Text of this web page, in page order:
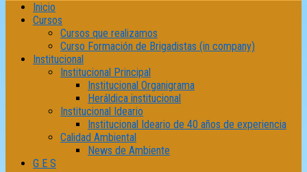
Inicio
Cursos
Cursos que realizamos
Curso Formación de Brigadistas (in company)
Institucional
Institucional Principal
Institucional Organigrama
Heráldica institucional
Institucional Ideario
Institucional Ideario de 40 años de experiencia
Calidad Ambiental
News de Ambiente
G E S